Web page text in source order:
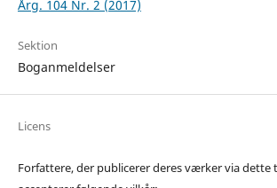
Årg. 104 Nr. 2 (2017)
Sektion
Boganmeldelser
Licens
Forfattere, der publicerer deres værker via dette